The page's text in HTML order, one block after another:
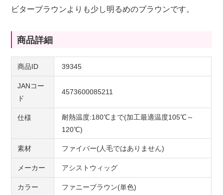
ビターブラウンよりも少し明るめのブラウンです。
商品詳細
商品ID 39345
JANコー
ド
4573600085211
仕様
耐熱温度:180℃まで(加工最適温度105℃～
120℃)
素材 ファイバー(人毛ではありません)
メーカー アシストウィッグ
カラー ファニーブラウン(単色)